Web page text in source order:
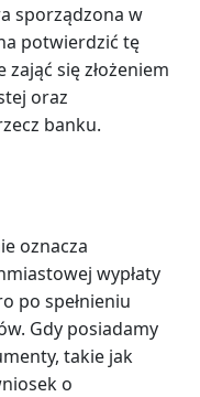
sporządzona w
potwierdzić tę
się złożeniem
oraz
banku.
oznacza
wypłaty
po spełnieniu
Gdy posiadamy
takie jak
o